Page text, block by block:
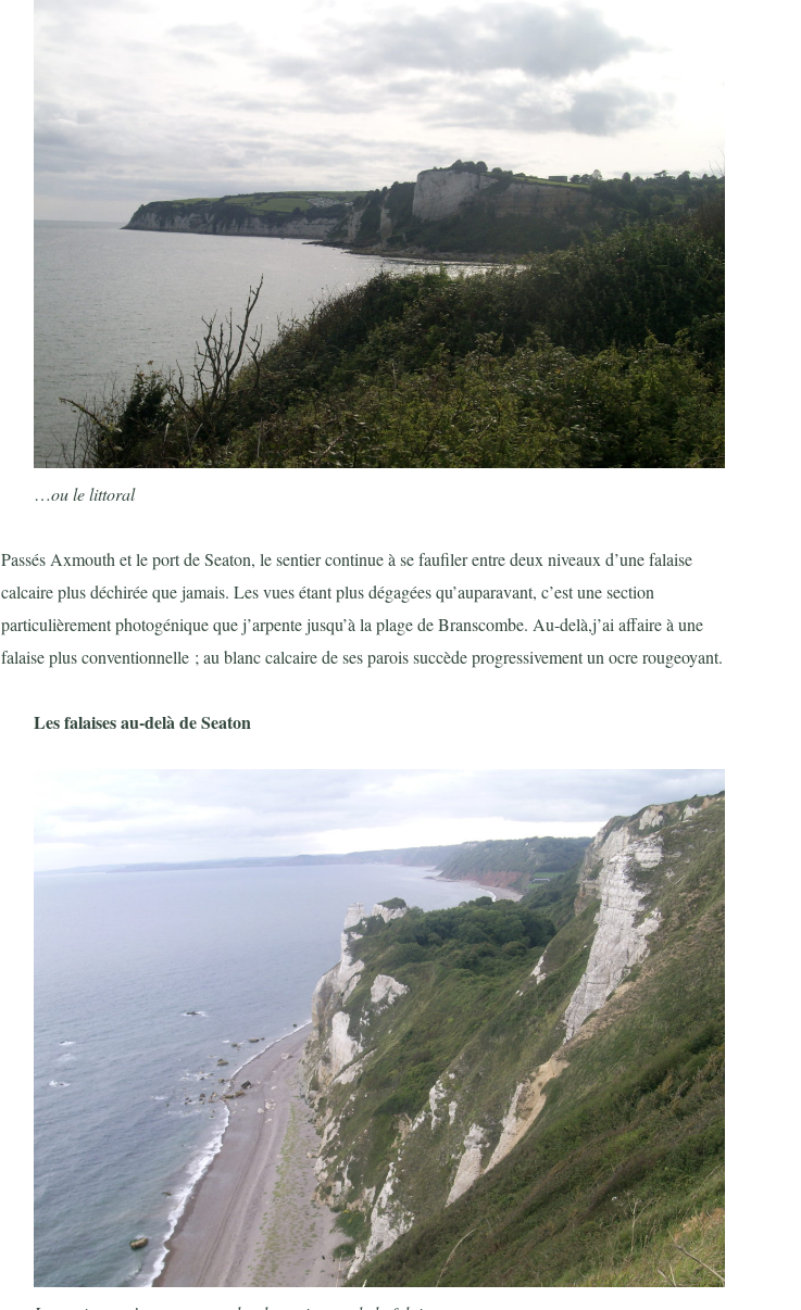
…ou le littoral
Passés Axmouth et le port de Seaton, le sentier continue à se faufiler entre deux niveaux d’une falaise
calcaire plus déchirée que jamais. Les vues étant plus dégagées qu’auparavant, c’est une section
particulièrement photogénique que j’arpente jusqu’à la plage de Branscombe. Au-delà,j’ai affaire à une
falaise plus conventionnelle ; au blanc calcaire de ses parois succède progressivement un ocre rougeoyant.
Les falaises au-delà de Seaton